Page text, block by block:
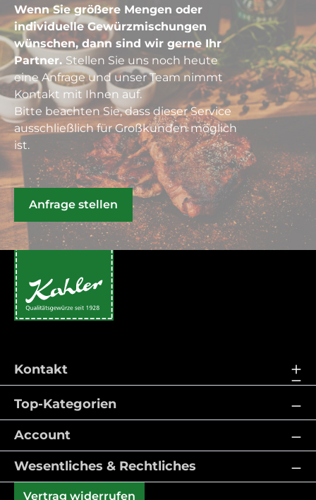
Wenn Sie größere Mengen oder
individuelle Gewürzmischungen
wünschen, dann sind wir gerne Ihr
Partner. Stellen Sie uns noch heute
eine Anfrage und unser Team nimmt
Kontakt mit Ihnen auf.
Bitte beachten Sie, dass dieser Service
ausschließlich für Großkunden möglich
ist.
Anfrage stellen
Kontakt
Top-Kategorien
Account
Wesentliches & Rechtliches
Vertrag widerrufen